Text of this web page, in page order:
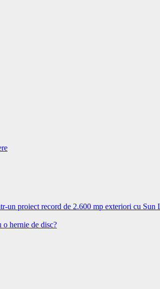
un proiect record de 2.600 mp exteriori cu Sun
o hernie de disc?